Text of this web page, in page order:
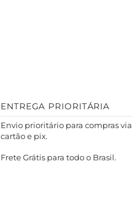
ENTREGA PRIORITÁRIA
Envio prioritário para compras via
cartão e pix.
Frete Grátis para todo o Brasil.